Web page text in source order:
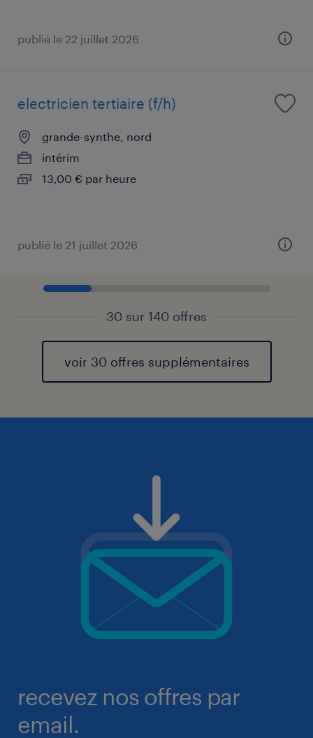
publié le 22 juillet 2026
electricien tertiaire (f/h)
grande-synthe, nord
intérim
13,00 € par heure
publié le 21 juillet 2026
30 sur 140 offres
voir 30 offres supplémentaires
recevez nos offres par
email.